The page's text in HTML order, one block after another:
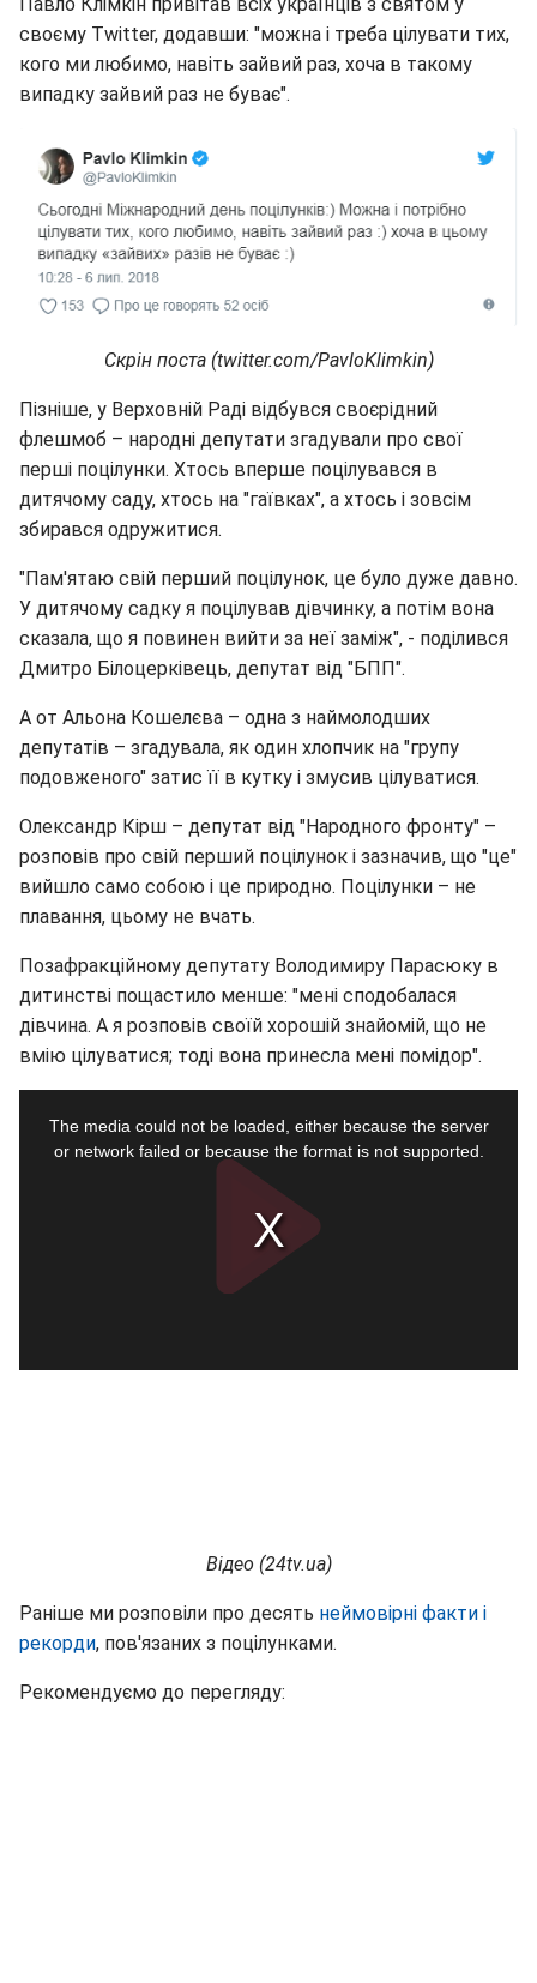
Павло Клімкін привітав всіх українців з святом у
своєму Twitter, додавши: "можна і треба цілувати тих,
кого ми любимо, навіть зайвий раз, хоча в такому
випадку зайвий раз не буває".
Скрін поста (twitter.com/PavloKlimkin)
Пізніше, у Верховній Раді відбувся своєрідний
флешмоб – народні депутати згадували про свої
перші поцілунки. Хтось вперше поцілувався в
дитячому саду, хтось на "гаївках", а хтось і зовсім
збирався одружитися.
"Пам'ятаю свій перший поцілунок, це було дуже давно.
У дитячому садку я поцілував дівчинку, а потім вона
сказала, що я повинен вийти за неї заміж", - поділився
Дмитро Білоцерківець, депутат від "БПП".
А от Альона Кошелєва – одна з наймолодших
депутатів – згадувала, як один хлопчик на "групу
подовженого" затис її в кутку і змусив цілуватися.
Олександр Кірш – депутат від "Народного фронту" –
розповів про свій перший поцілунок і зазначив, що "це"
вийшло само собою і це природно. Поцілунки – не
плавання, цьому не вчать.
Позафракційному депутату Володимиру Парасюку в
дитинстві пощастило менше: "мені сподобалася
дівчина. А я розповів своїй хорошій знайомій, що не
вмію цілуватися; тоді вона принесла мені помідор".
Відео (24tv.ua)
Раніше ми розповіли про десять неймовірні факти і
рекорди, пов'язаних з поцілунками.
Рекомендуємо до перегляду: